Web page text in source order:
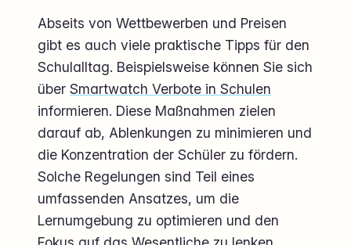
Abseits von Wettbewerben und Preisen
gibt es auch viele praktische Tipps für den
Schulalltag. Beispielsweise können Sie sich
über Smartwatch Verbote in Schulen
informieren. Diese Maßnahmen zielen
darauf ab, Ablenkungen zu minimieren und
die Konzentration der Schüler zu fördern.
Solche Regelungen sind Teil eines
umfassenden Ansatzes, um die
Lernumgebung zu optimieren und den